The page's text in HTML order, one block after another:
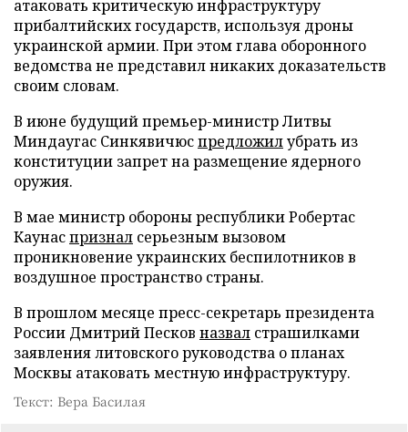
атаковать критическую инфраструктуру
прибалтийских государств, используя дроны
украинской армии. При этом глава оборонного
ведомства не представил никаких доказательств
своим словам.
В июне будущий премьер-министр Литвы
Миндаугас Синкявичюспредложилубрать из
конституции запрет на размещение ядерного
оружия.
В мае министр обороны республики Робертас
Каунаспризнал серьезным вызовом
проникновение украинских беспилотников в
воздушное пространство страны.
В прошлом месяце пресс-секретарь президента
России Дмитрий Песков назвал страшилками
заявления литовского руководства о планах
Москвы атаковать местную инфраструктуру.
Текст: Вера Басилая